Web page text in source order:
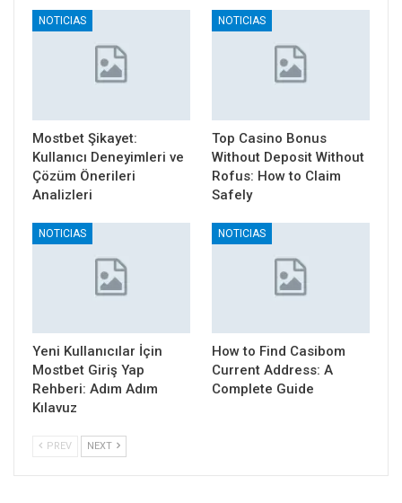
NOTICIAS
Mostbet Şikayet:
Kullanıcı Deneyimleri ve
Çözüm Önerileri
Analizleri
NOTICIAS
Top Casino Bonus
Without Deposit Without
Rofus: How to Claim
Safely
NOTICIAS
Yeni Kullanıcılar İçin
Mostbet Giriş Yap
Rehberi: Adım Adım
Kılavuz
NOTICIAS
How to Find Casibom
Current Address: A
Complete Guide
PREV NEXT